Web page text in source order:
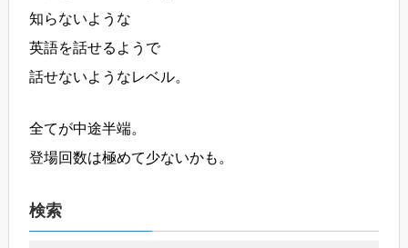
知らないような
英語を話せるようで
話せないようなレベル。
全てが中途半端。
登場回数は極めて少ないかも。
検索